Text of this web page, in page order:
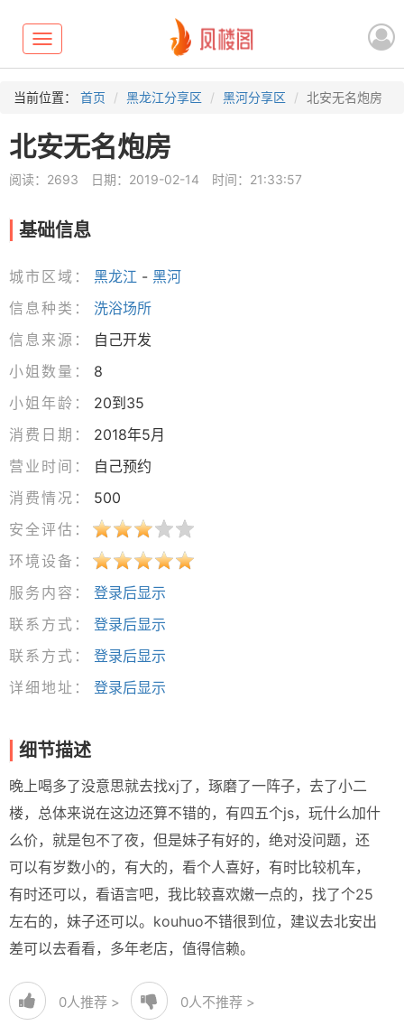
Toggle
navigation
当前位置： 首页 黑龙江分享区 黑河分享区 北安无名炮房
北安无名炮房
阅读：2693 日期：2019-02-14 时间：21:33:57
基础信息
城市区域： 黑龙江 - 黑河
信息种类：
洗浴场所
信息来源：
自己开发
小姐数量：
8
小姐年龄：
20到35
消费日期：
2018年5月
营业时间：
自己预约
消费情况：
500
安全评估：
环境设备：
服务内容：
登录后显示
联系方式：
登录后显示
联系方式：
登录后显示
详细地址：
登录后显示
细节描述
晚上喝多了没意思就去找xj了，琢磨了一阵子，去了小二
楼，总体来说在这边还算不错的，有四五个js，玩什么加什
么价，就是包不了夜，但是妹子有好的，绝对没问题，还
可以有岁数小的，有大的，看个人喜好，有时比较机车，
有时还可以，看语言吧，我比较喜欢嫩一点的，找了个25
左右的，妹子还可以。kouhuo不错很到位，建议去北安出
差可以去看看，多年老店，值得信赖。
0人推荐 > 0人不推荐 >